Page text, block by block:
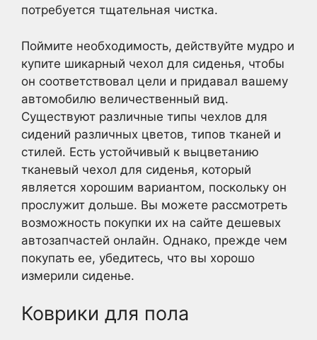
потребуется тщательная чистка.
Поймите необходимость, действуйте мудро и
купите шикарный чехол для сиденья, чтобы
он соответствовал цели и придавал вашему
автомобилю величественный вид.
Существуют различные типы чехлов для
сидений различных цветов, типов тканей и
стилей. Есть устойчивый к выцветанию
тканевый чехол для сиденья, который
является хорошим вариантом, поскольку он
прослужит дольше. Вы можете рассмотреть
возможность покупки их на сайте дешевых
автозапчастей онлайн. Однако, прежде чем
покупать ее, убедитесь, что вы хорошо
измерили сиденье.
Коврики для пола